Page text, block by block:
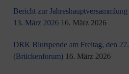
Bericht zur
13. März 2026 16. März 2026
DRK Blutspende am Freitag, den
(Brückenforum) 16. März 2026